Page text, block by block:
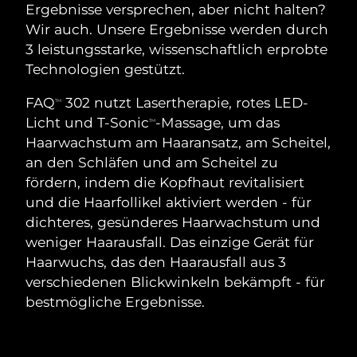
Ergebnisse versprechen, aber nicht halten?
Wir auch. Unsere Ergebnisse werden durch
3 leistungsstarke, wissenschaftlich erprobte
Technologien gestützt.
FAQTM
302 nutzt Lasertherapie, rotes LED-
Licht und T-SonicTM-Massage, um das
Haarwachstum am Haaransatz, am Scheitel,
an den Schläfen und am Scheitel zu
fördern, indem die Kopfhaut revitalisiert
und die Haarfollikel aktiviert werden - für
dichteres, gesünderes Haarwachstum und
weniger Haarausfall. Das einzige Gerät für
Haarwuchs, das den Haarausfall aus 3
verschiedenen Blickwinkeln bekämpft - für
bestmögliche Ergebnisse.
Gesichtsreinigung
LUNA™ 4 Set
Anti-aging massage
LUNA™ 4 Plus
Massage, LED heating
LUNA™ 4 Men
For men, anti-aging massage
Gesichtsstraffung
BEAR™ 2 Set
Microcurrent toning
BEAR™ 2 go
Microcurrent toning on-the-go
BEAR™ 2 eyes & lips
Microcurrent line smoothing device
Hydratisierung
UFO™ 3 Set
Deep facial hydration
UFO™ 3 LED
Near-infrared and red light therapy
Mundpflege
issa™ 4
Hybrid silicone sonic toothbrush
issa™ 4 plus
FAQ™ ANTI-AGING-BEHANDLUNG
NEW
Australien Erwartete Lieferung১৩/৮/২৬
Österreich Erwartete Lieferung ১০/৮/২৬
Bahrain
Belgien Erwartete Lieferung
Bermuda Erwartete Lieferung ১৬/৮/২৬
Bosnien und
Herzegowina
Erwartete Lieferung১৩/৮/২৬
Brunei Darussalam Erwartete Lieferung১৫/৮/২৬
Bulgarien Erwartete Lieferung১০/৮/২৬